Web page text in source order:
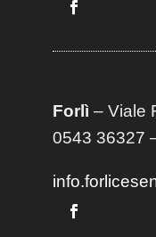
Forlì – Viale
0543 36327